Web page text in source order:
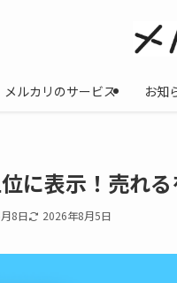
メルカリのサービス お知
に表示！売れ
8日 2026年8月5日